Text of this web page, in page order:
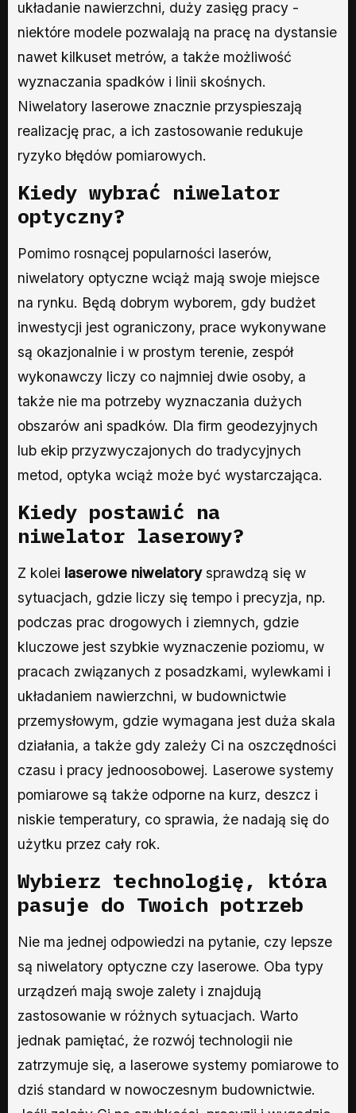
układanie nawierzchni, duży zasięg pracy -
niektóre modele pozwalają na pracę na dystansie
nawet kilkuset metrów, a także możliwość
wyznaczania spadków i linii skośnych.
Niwelatory laserowe znacznie przyspieszają
realizację prac, a ich zastosowanie redukuje
ryzyko błędów pomiarowych.
Kiedy wybrać niwelator
optyczny?
Pomimo rosnącej popularności laserów,
niwelatory optyczne wciąż mają swoje miejsce
na rynku. Będą dobrym wyborem, gdy budżet
inwestycji jest ograniczony, prace wykonywane
są okazjonalnie i w prostym terenie, zespół
wykonawczy liczy co najmniej dwie osoby, a
także nie ma potrzeby wyznaczania dużych
obszarów ani spadków. Dla firm geodezyjnych
lub ekip przyzwyczajonych do tradycyjnych
metod, optyka wciąż może być wystarczająca.
Kiedy postawić na
niwelator laserowy?
Z kolei laserowe niwelatorysprawdzą się w
sytuacjach, gdzie liczy się tempo i precyzja, np.
podczas prac drogowych i ziemnych, gdzie
kluczowe jest szybkie wyznaczenie poziomu, w
pracach związanych z posadzkami, wylewkami i
układaniem nawierzchni, w budownictwie
przemysłowym, gdzie wymagana jest duża skala
działania, a także gdy zależy Ci na oszczędności
czasu i pracy jednoosobowej. Laserowe systemy
pomiarowe są także odporne na kurz, deszcz i
niskie temperatury, co sprawia, że nadają się do
użytku przez cały rok.
Wybierz technologię, która
pasuje do Twoich potrzeb
Nie ma jednej odpowiedzi na pytanie, czy lepsze
są niwelatory optyczne czy laserowe. Oba typy
urządzeń mają swoje zalety i znajdują
zastosowanie w różnych sytuacjach. Warto
jednak pamiętać, że rozwój technologii nie
zatrzymuje się, a laserowe systemy pomiarowe to
dziś standard w nowoczesnym budownictwie.